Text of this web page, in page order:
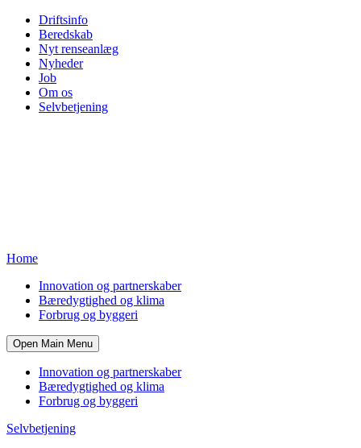
Driftsinfo
Beredskab
Nyt renseanlæg
Nyheder
Job
Om os
Selvbetjening
Home
Innovation og partnerskaber
Bæredygtighed og klima
Forbrug og byggeri
Open Main Menu
Innovation og partnerskaber
Bæredygtighed og klima
Forbrug og byggeri
Selvbetjening